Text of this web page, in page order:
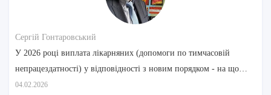
Сергій Гонтаровський
У 2026 році виплата лікарняних (допомоги по тимчасовій
непрацездатності) у відповідності з новим порядком - на що
звернути увагу
04.02.2026